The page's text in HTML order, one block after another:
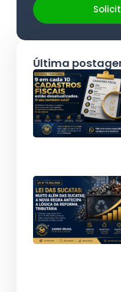
Última